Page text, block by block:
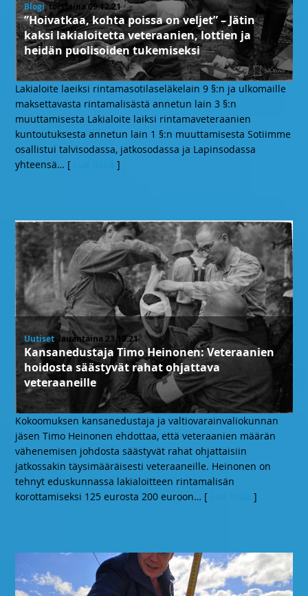
Blogi, torstaina 09.12.21
”Hoivatkaa, kohta poissa on veljet” – Jätin
kaksi lakialoitetta veteraanien, lottien ja
heidän puolisoiden tukemiseksi
Lakialoite laeiksi rintamasotilaseläkelain 9 §:n ja ulkomaille
maksettavasta rintamalisästä annetun lain 3 §:n
muuttamisesta Lakialoite laiksi rintamaveteraanien
kuntoutuksesta annetun lain 1 §:n muuttamisesta Sotiimme
osallistui talvisodassa, jatkosodassa ja Lapinsodassa
yhteensä… [ ]
Uutiset, lauantaina 23.10.21
Kansanedustaja Timo Heinonen: Veteraanien
hoidosta säästyvät rahat ohjattava
veteraaneille
Kokoomuksen kansanedustaja ja valtiovarainvaliokunnan
jäsen Timo Heinonen ehdottaa, että veteraanien määrän
vähenemisen johdosta säästyvät rahat ohjattaisiin
jatkossakin täysimääräisesti veteraaneille. Heinonen on
tehnyt eduskunnassa lakialoitteen rintamalisän
korottamiseksi 125 eurosta 200 euroon… [ ]